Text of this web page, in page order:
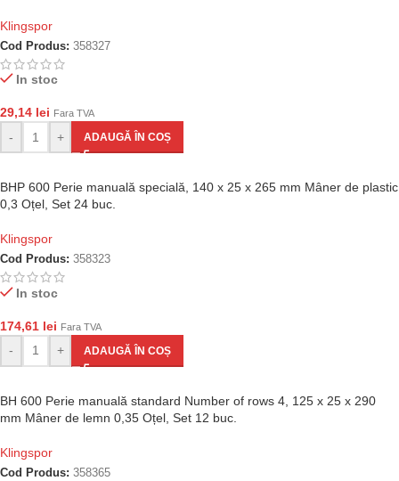
Klingspor
Cod Produs: 358327
In stoc
29,14 lei Fara TVA
- + ADAUGĂ ÎN COȘ
BHP 600 Perie manuală specială, 140 x 25 x 265 mm Mâner de plastic
0,3 Oțel, Set 24 buc.
Klingspor
Cod Produs: 358323
In stoc
174,61 lei Fara TVA
- + ADAUGĂ ÎN COȘ
BH 600 Perie manuală standard Number of rows 4, 125 x 25 x 290
mm Mâner de lemn 0,35 Oțel, Set 12 buc.
Klingspor
Cod Produs: 358365